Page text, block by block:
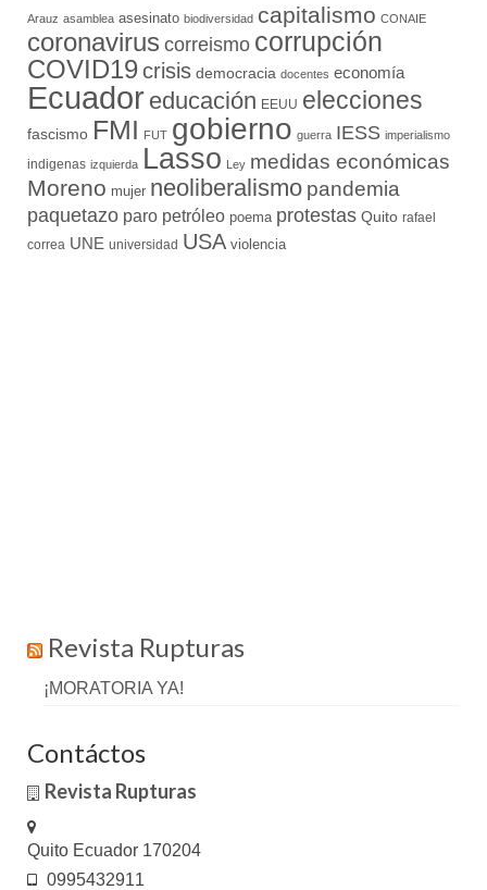
Arauz asamblea asesinato biodiversidad capitalismo CONAIE
coronavirus correismo corrupción
COVID19crisis democracia docentes economía
Ecuador educación EEUU elecciones
fascismo FMI FUT gobierno guerra IESS imperialismo
indigenas izquierda Lasso Ley medidas económicas
Moreno mujer neoliberalismo pandemia
paquetazo paro petróleo poema protestas Quito rafael
correa UNE universidad USA violencia
Revista Rupturas
¡MORATORIA YA!
Contáctos
Revista Rupturas
Quito Ecuador 170204
0995432911